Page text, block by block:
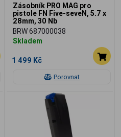
Porovnat
Zásobník PRO MAG pro
pistole FN Five-seveN, 5.7 x
28mm, 30 Nb
BRW 687000038
Skladem
1 499 Kč